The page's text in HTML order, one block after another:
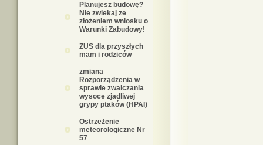
Planujesz budowę?
Nie zwlekaj ze
złożeniem wniosku o
Warunki Zabudowy!
ZUS dla przyszłych
mam i rodziców
zmiana
Rozporządzenia w
sprawie zwalczania
wysoce zjadliwej
grypy ptaków (HPAI)
Ostrzeżenie
meteorologiczne Nr
57